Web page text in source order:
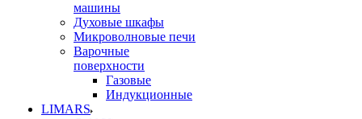
машины
Духовые шкафы
Микроволновые печи
Варочные
поверхности
Газовые
Индукционные
LIMARS